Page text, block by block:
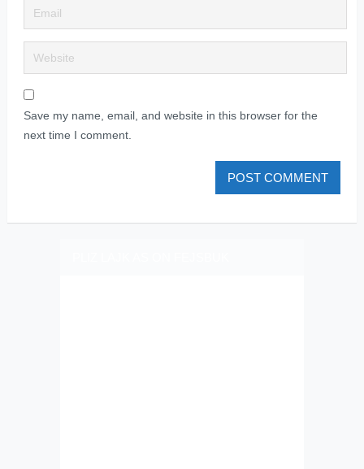
Save my name, email, and website in this browser for the
next time I comment.